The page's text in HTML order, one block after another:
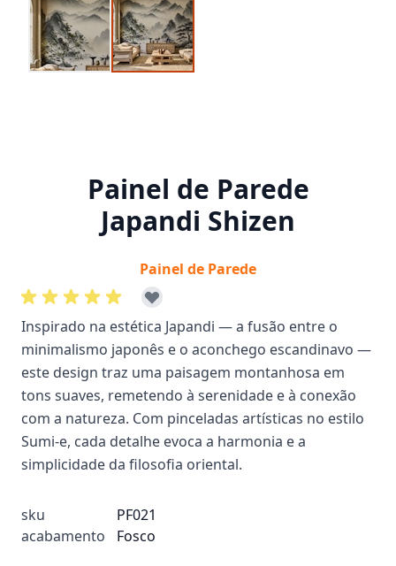
Painel de Parede
Japandi Shizen
Painel de Parede
Inspirado na estética Japandi — a fusão entre o
minimalismo japonês e o aconchego escandinavo —
este design traz uma paisagem montanhosa em
tons suaves, remetendo à serenidade e à conexão
com a natureza. Com pinceladas artísticas no estilo
Sumi-e, cada detalhe evoca a harmonia e a
simplicidade da filosofia oriental.
sku
PF021
acabamento
Fosco